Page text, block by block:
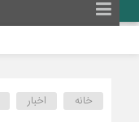
خانه اخبار